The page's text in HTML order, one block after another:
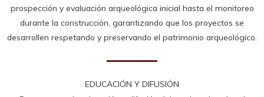
prospección y evaluación arqueológica inicial hasta el monitoreo
durante la construcción, garantizando que los proyectos se
desarrollen respetando y preservando el patrimonio arqueológico.
EDUCACIÓN Y DIFUSIÓN